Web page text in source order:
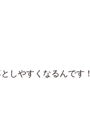
しやすくなるんです！